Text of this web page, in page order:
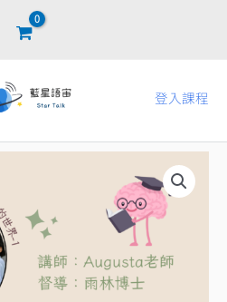
登入課程